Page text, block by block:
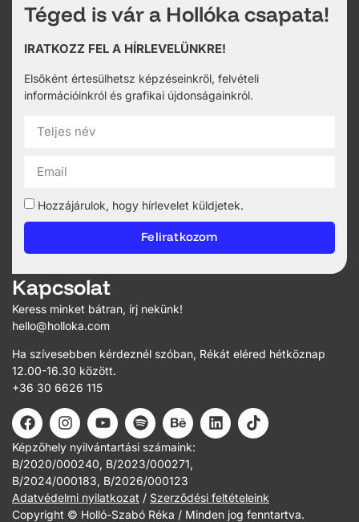
Téged is vár a Hollóka csapata!
IRATKOZZ FEL A HÍRLEVELÜNKRE!
Elsőként értesülhetsz képzéseinkről, felvételi
információinkról és grafikai újdonságainkról.
Hozzájárulok, hogy hírlevelet küldjetek.
Feliratkozom
Kapcsolat
Keress minket bátran, írj nekünk!
hello@holloka.com
Ha szívesebben kérdeznél szóban, Rékát eléred hétköznap
12.00-16.30 között.
+36 30 6626 115
Képzőhely nyilvántartási számaink:
B/2020/000240, B/2023/000271,
B/2024/000183, B/2026/000123
Adatvédelmi nyilatkozat / Szerződési feltételeink
Copyright © Holló-Szabó Réka / Minden jog fenntartva.